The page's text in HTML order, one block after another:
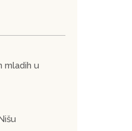
mladih u